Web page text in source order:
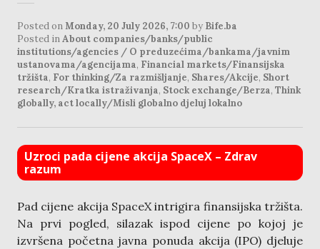
Posted on Monday, 20 July 2026, 7:00 by Bife.ba
Posted inAbout companies/banks/public
institutions/agencies / O preduzećima/bankama/javnim
ustanovama/agencijama, Financial markets/Finansijska
tržišta, For thinking/Za razmišljanje, Shares/Akcije, Short
research/Kratka istraživanja, Stock exchange/Berza, Think
globally, act locally/Misli globalno djeluj lokalno
Uzroci pada cijene akcija SpaceX – Zdrav
razum
Pad cijene akcija SpaceX intrigira finansijska tržišta.
Na prvi pogled, silazak ispod cijene po kojoj je
izvršena početna javna ponuda akcija (IPO) djeluje